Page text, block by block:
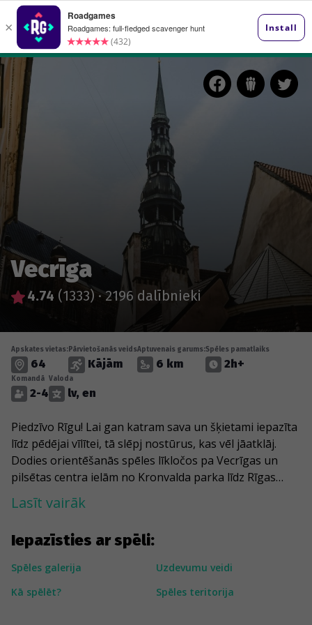
Vecrīga
4.74 (1333) · 2196 dalībnieki
Iepazīsties ar spēli:
Spēles galerija
Uzdevumu veidi
Kā spēlēt?
Spēles teritorija
Apskates vietas:
64
Pārvietošanās veids
Kājām
Aptuvenais garums:
6 km
Spēles pamatlaiks
2h+
Komandā
2-4
Valoda
lv, en
Piedzīvo Rīgu! Lai gan katram sava un šķietami iepazīta
līdz pēdējai vīlītei, tā slēpj nostūrus, kas vēl jāatklāj.
Dodies orientēšanās spēles līkločos pa Vecrīgas un
pilsētas centra ielām no Kronvalda parka līdz Rīgas
Centrāltirgum. Saklausi Pēterbaznīcas tornī sēdošā
gaiļa “kikerigū!” un atrodi tumsas aizsegā paslēpušos
kapsulu ar vēstījumu nākamajām paaudzēm, un notver
pagātnes notikumus vibrācijās un skaņās. Dodoties gar
Mencendorfa un Latvijas Radio namiem, baudi Vecrīgas
nemirstīgās vērtības – šaurās ieliņas, krāšņo
Lasīt vairāk